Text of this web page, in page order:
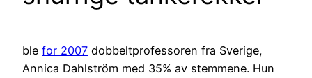
ble for 2007 dobbeltprofessoren fra Sverige,
Annica Dahlström med 35% av stemmene. Hun